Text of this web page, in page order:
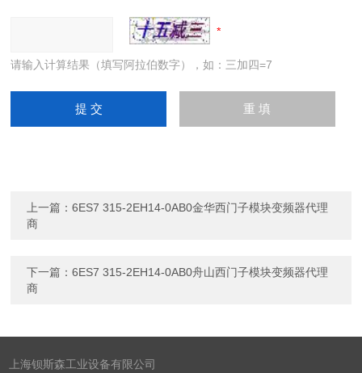
请输入计算结果（填写阿拉伯数字），如：三加四=7
上一篇：6ES7 315-2EH14-0AB0金华西门子模块变频器代理
商
下一篇：6ES7 315-2EH14-0AB0舟山西门子模块变频器代理
商
上海钡斯森工业设备有限公司